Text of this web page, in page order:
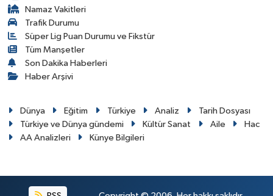
Namaz Vakitleri
Trafik Durumu
Süper Lig Puan Durumu ve Fikstür
Tüm Manşetler
Son Dakika Haberleri
Haber Arşivi
Dünya Eğitim Türkiye Analiz
Tarih Dosyası
Türkiye ve Dünya gündemi
Kültür Sanat Aile
Hac
AA Analizleri
Künye Bilgileri